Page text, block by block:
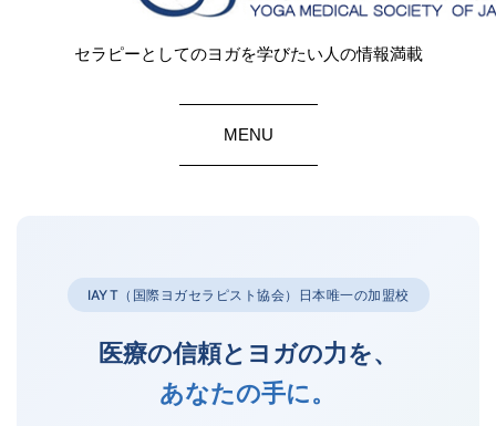
セラピーとしてのヨガを学びたい人の情報満載
MENU
IAYT（国際ヨガセラピスト協会）日本唯一の加盟校
医療の信頼とヨガの力を、
あなたの手に。